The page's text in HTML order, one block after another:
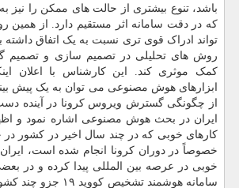
باشد، تنوع بیشتری از حالت های ممکن را نیز
که در دقت سامانه اثر مستقیم دارد. از
تواند ادراک قوی تری نسبت به یک اتفاق داشته
روش های تحلیلی در تصمیم سازی و تصمیم
کمک موثری کند. این کارشناس با اعلان
ابزارهای هوش مصنوعی می توان به یک پیش
از چگونگی گسترش ویروس کرونا در آینده دست
ایران در بحث هوش مصنوعی اشاره نمود و
کارهای خوبی که در چند سال اخیر در کشور
خصوصاً در دوران کرونا انجام شده است،
خوبی در عرصه بین المللی پیدا کرده و در
سامانه هوشمند تشخیص